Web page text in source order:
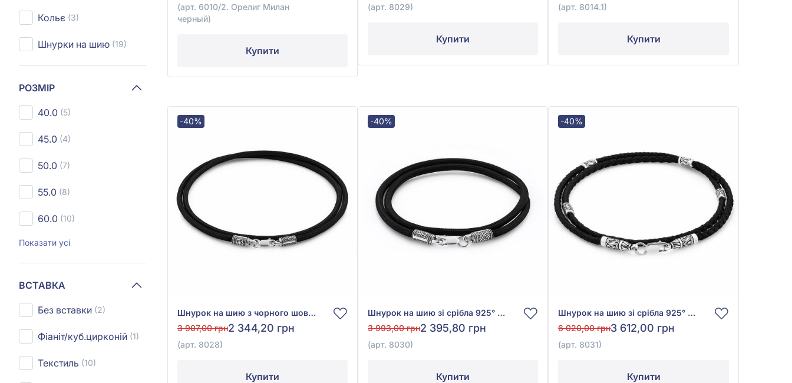
Кольє (3)
Шнурки на шию (19)
РОЗМІР
40.0 (5)
45.0 (4)
50.0 (7)
55.0 (8)
60.0 (10)
Показати усі
ВСТАВКА
Без вставки (2)
Фіаніт/куб.цирконій (1)
Текстиль (10)
(арт. 6010/2. Орелиг Милан
черный)
Купити
(арт. 8029)
Купити
(арт. 8014.1)
Купити
-40%
Шнурок на шию з чорного шовку зі сріблом 925°, арт. 8028
3 907,00 грн2 344,20 грн
(арт. 8028)
Купити
-40%
Шнурок на шию зі срібла 925° з Чорним Шовком, арт. 8030
3 993,00 грн2 395,80 грн
(арт. 8030)
Купити
-40%
Шнурок на шию зі срібла 925° з Чорним Шовком, арт. 8031
6 020,00 грн3 612,00 грн
(арт. 8031)
Купити